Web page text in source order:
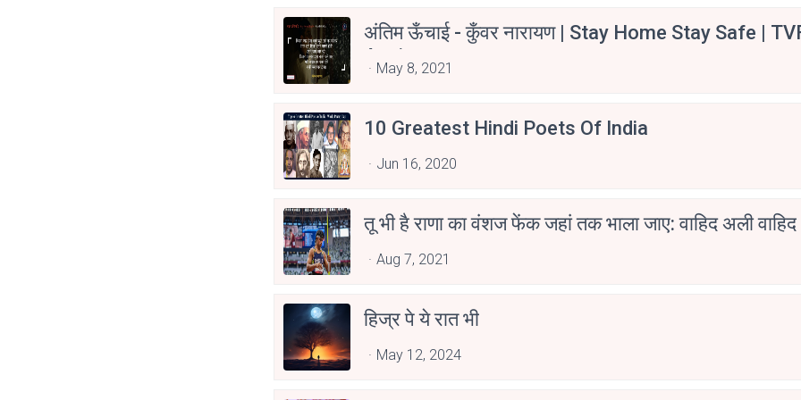
अंतिम ऊँचाई - कुँवर नारायण | Stay Home Stay Safe |
Aspirants
May 8, 2021
10 Greatest Hindi Poets Of India
Jun 16, 2020
तू भी है राणा का वंशज फेंक जहां तक भाला जाए: वाहिद अली वाहिद
Aug 7, 2021
हिज्र पे ये रात भी
May 12, 2024